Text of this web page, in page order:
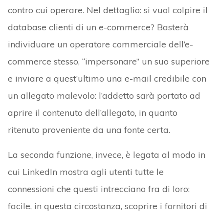
contro cui operare. Nel dettaglio: si vuol colpire il
database clienti di un e-commerce? Basterà
individuare un operatore commerciale dell’e-
commerce stesso, “impersonare” un suo superiore
e inviare a quest’ultimo una e-mail credibile con
un allegato malevolo: l’addetto sarà portato ad
aprire il contenuto dell’allegato, in quanto
ritenuto proveniente da una fonte certa.
La seconda funzione, invece, è legata al modo in
cui LinkedIn mostra agli utenti tutte le
connessioni che questi intrecciano fra di loro:
facile, in questa circostanza, scoprire i fornitori di